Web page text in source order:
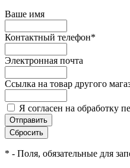
Ваше имя
Контактный телефон*
Электронная почта
Ссылка на товар другого
Я согласен на обработку
* - Поля, обязательные для